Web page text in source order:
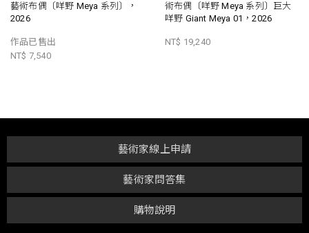
藝術布偶〔咩野 Meya 系列〕，
2026
作品已售出
NT$ 7,540
術布偶〔咩野 Meya 系列〕巨大
咩野 Giant Meya 01，2026
NT$ 19,240
購物說明
藝術家問答集
藝術家線上申請